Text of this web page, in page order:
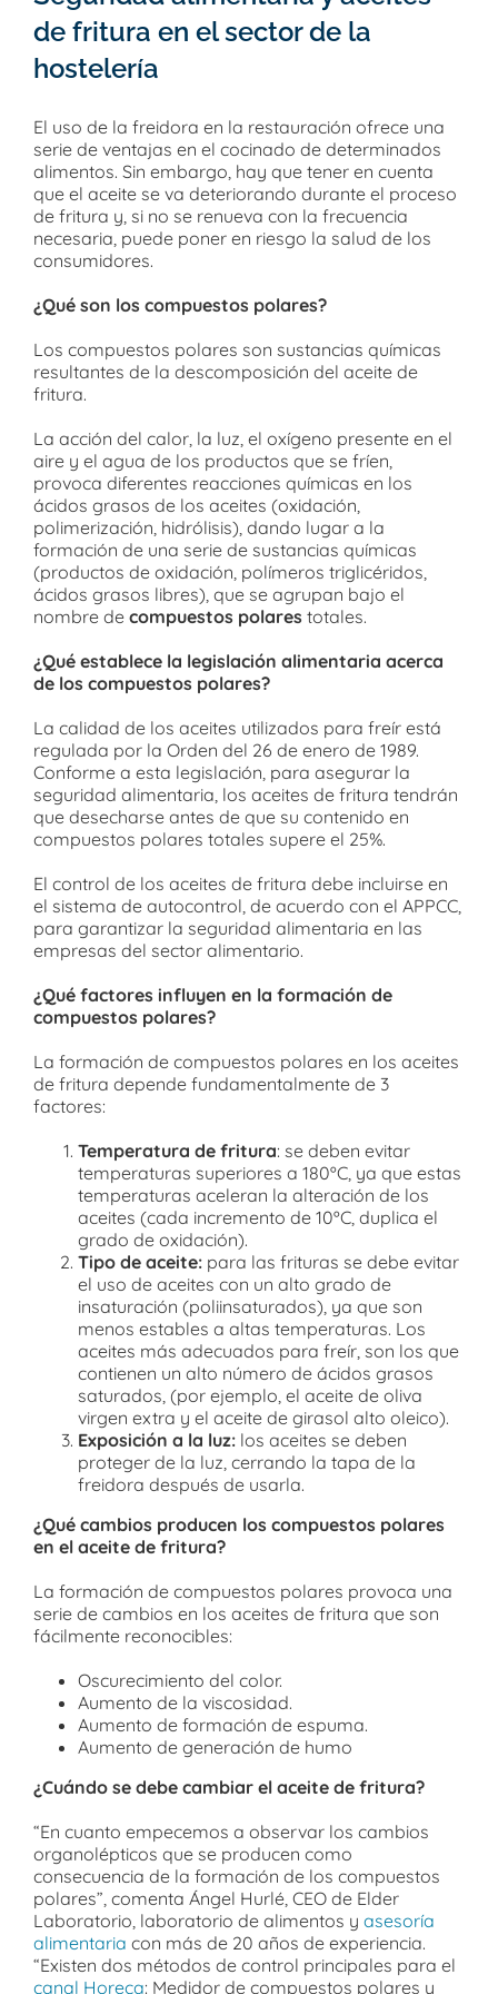
de fritura en el sector de la
hostelería
El uso de la freidora en la restauración ofrece una
serie de ventajas en el cocinado de determinados
alimentos. Sin embargo, hay que tener en cuenta
que el aceite se va deteriorando durante el proceso
de fritura y, si no se renueva con la frecuencia
necesaria, puede poner en riesgo la salud de los
consumidores.
¿Qué son los compuestos polares?
Los compuestos polares son sustancias químicas
resultantes de la descomposición del aceite de
fritura.
La acción del calor, la luz, el oxígeno presente en el
aire y el agua de los productos que se fríen,
provoca diferentes reacciones químicas en los
ácidos grasos de los aceites (oxidación,
polimerización, hidrólisis), dando lugar a la
formación de una serie de sustancias químicas
(productos de oxidación, polímeros triglicéridos,
ácidos grasos libres), que se agrupan bajo el
nombre de compuestos polares totales.
¿Qué establece la legislación alimentaria acerca
de los compuestos polares?
La calidad de los aceites utilizados para freír está
regulada por la Orden del 26 de enero de 1989.
Conforme a esta legislación, para asegurar la
seguridad alimentaria, los aceites de fritura tendrán
que desecharse antes de que su contenido en
compuestos polares totales supere el 25%.
El control de los aceites de fritura debe incluirse en
el sistema de autocontrol, de acuerdo con el APPCC,
para garantizar la seguridad alimentaria en las
empresas del sector alimentario.
¿Qué factores influyen en la formación de
compuestos polares?
La formación de compuestos polares en los aceites
de fritura depende fundamentalmente de 3
factores:
Temperatura de fritura: se deben evitar
temperaturas superiores a 180ºC, ya que estas
temperaturas aceleran la alteración de los
aceites (cada incremento de 10ºC, duplica el
grado de oxidación).
Tipo de aceite: para las frituras se debe evitar
el uso de aceites con un alto grado de
insaturación (poliinsaturados), ya que son
menos estables a altas temperaturas. Los
aceites más adecuados para freír, son los que
contienen un alto número de ácidos grasos
saturados, (por ejemplo, el aceite de oliva
virgen extra y el aceite de girasol alto oleico).
Exposición a la luz: los aceites se deben
proteger de la luz, cerrando la tapa de la
freidora después de usarla.
¿Qué cambios producen los compuestos polares
en el aceite de fritura?
La formación de compuestos polares provoca una
serie de cambios en los aceites de fritura que son
fácilmente reconocibles:
Oscurecimiento del color.
Aumento de la viscosidad.
Aumento de formación de espuma.
Aumento de generación de humo
¿Cuándo se debe cambiar el aceite de fritura?
“En cuanto empecemos a observar los cambios
organolépticos que se producen como
consecuencia de la formación de los compuestos
polares”, comenta Ángel Hurlé, CEO de Elder
Laboratorio, laboratorio de alimentos y asesoría
alimentaria con más de 20 años de experiencia.
“Existen dos métodos de control principales para el
canal Horeca: Medidor de compuestos polares y